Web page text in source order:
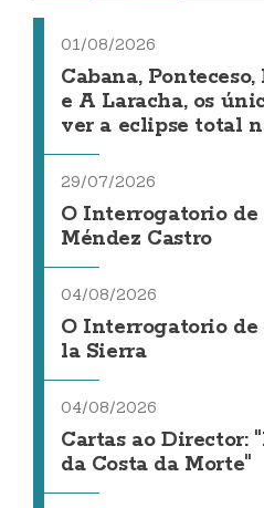
01/08/2026
Cabana,
e A Laracha, os
ver a eclipse total
29/07/2026
O Interrogatorio de
Méndez Castro
04/08/2026
O Interrogatorio de
la Sierra
04/08/2026
Cartas ao Director:
da Costa da Morte"